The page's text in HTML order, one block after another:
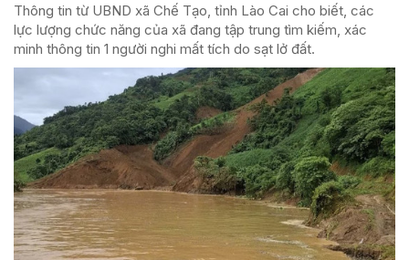
Thông tin từ UBND xã Chế Tạo, tỉnh Lào Cai cho biết, các
lực lượng chức năng của xã đang tập trung tìm kiếm, xác
minh thông tin 1 người nghi mất tích do sạt lở đất.